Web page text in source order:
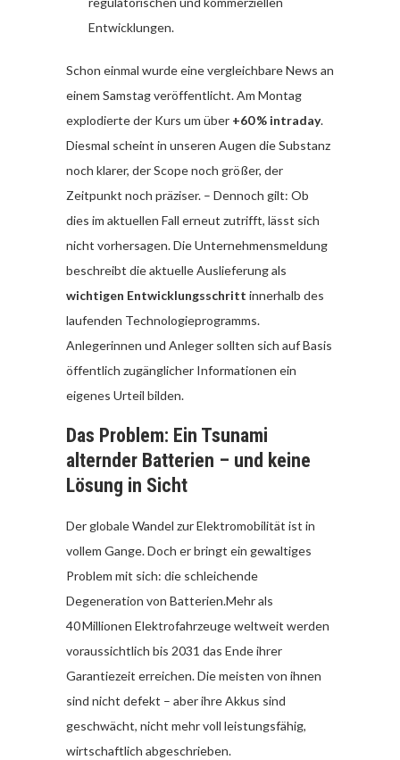
Entwicklungen.
Schon einmal wurde eine vergleichbare News an
einem Samstag veröffentlicht. Am Montag
explodierte der Kurs um über +60 % intraday.
Diesmal scheint in unseren Augen die Substanz
noch klarer, der Scope noch größer, der
Zeitpunkt noch präziser. – Dennoch gilt: Ob
dies im aktuellen Fall erneut zutrifft, lässt sich
nicht vorhersagen. Die Unternehmensmeldung
beschreibt die aktuelle Auslieferung als
wichtigen Entwicklungsschritt innerhalb des
laufenden Technologieprogramms.
Anlegerinnen und Anleger sollten sich auf Basis
öffentlich zugänglicher Informationen ein
eigenes Urteil bilden.
Das Problem: Ein Tsunami
alternder Batterien – und keine
Lösung in Sicht
Der globale Wandel zur Elektromobilität ist in
vollem Gange. Doch er bringt ein gewaltiges
Problem mit sich: die schleichende
Degeneration von Batterien.Mehr als
40 Millionen Elektrofahrzeuge weltweit werden
voraussichtlich bis 2031 das Ende ihrer
Garantiezeit erreichen. Die meisten von ihnen
sind nicht defekt – aber ihre Akkus sind
geschwächt, nicht mehr voll leistungsfähig,
wirtschaftlich abgeschrieben.